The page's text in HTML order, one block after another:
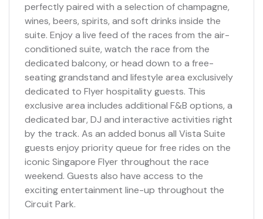
perfectly paired with a selection of champagne,
wines, beers, spirits, and soft drinks inside the
suite. Enjoy a live feed of the races from the air-
conditioned suite, watch the race from the
dedicated balcony, or head down to a free-
seating grandstand and lifestyle area exclusively
dedicated to Flyer hospitality guests. This
exclusive area includes additional F&B options, a
dedicated bar, DJ and interactive activities right
by the track. As an added bonus all Vista Suite
guests enjoy priority queue for free rides on the
iconic Singapore Flyer throughout the race
weekend. Guests also have access to the
exciting entertainment line-up throughout the
Circuit Park.